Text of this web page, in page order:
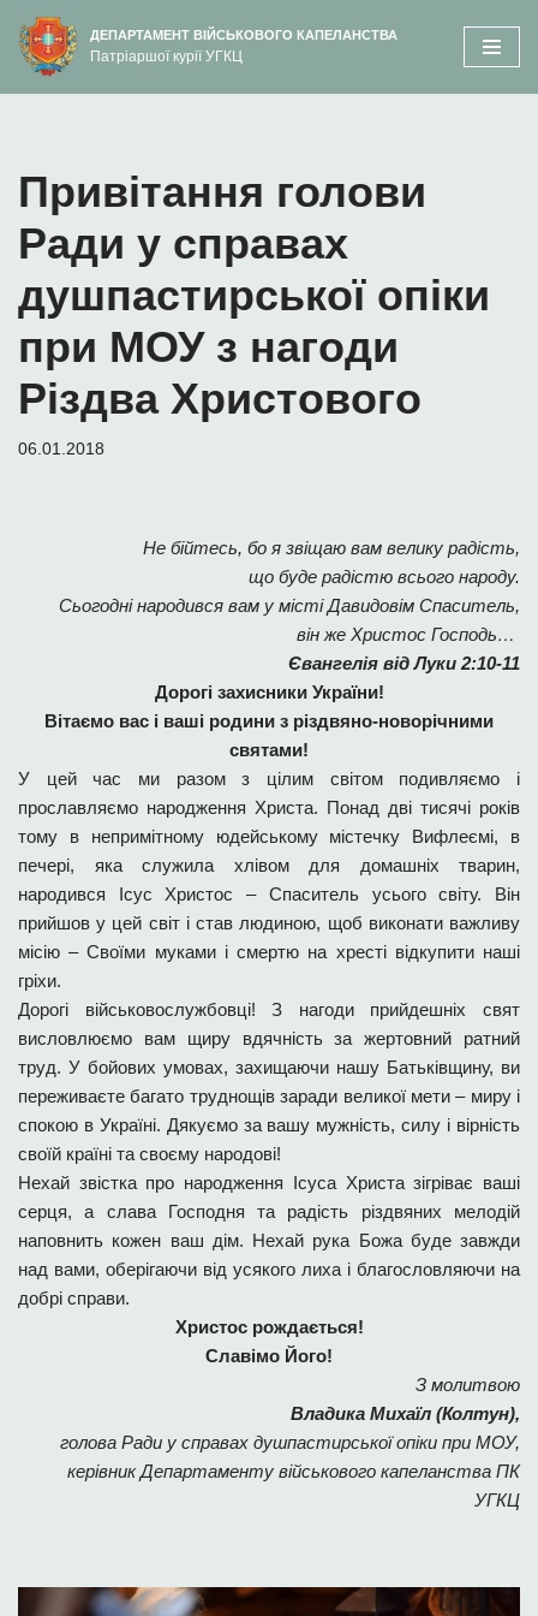
вмісту
Перейти
до
ДЕПАРТАМЕНТ ВІЙСЬКОВОГО КАПЕЛАНСТВА
Патріаршої курії УГКЦ
Привітання голови
Ради у справах
душпастирської опіки
при МОУ з нагоди
Різдва Христового
06.01.2018
Не бійтесь, бо я звіщаю вам велику радість,
що буде радістю всього народу.
Сьогодні народився вам у місті Давидовім Спаситель,
він же Христос Господь…
Євангелія від Луки 2:10-11
Дорогі захисники України!
Вітаємо вас і ваші родини з різдвяно-новорічними
святами!
У цей час ми разом з цілим світом подивляємо і
прославляємо народження Христа. Понад дві тисячі років
тому в непримітному юдейському містечку Вифлеємі, в
печері, яка служила хлівом для домашніх тварин,
народився Ісус Христос – Спаситель усього світу. Він
прийшов у цей світ і став людиною, щоб виконати важливу
місію – Своїми муками і смертю на хресті відкупити наші
гріхи.
Дорогі військовослужбовці! З нагоди прийдешніх свят
висловлюємо вам щиру вдячність за жертовний ратний
труд. У бойових умовах, захищаючи нашу Батьківщину, ви
переживаєте багато труднощів заради великої мети – миру і
спокою в Україні. Дякуємо за вашу мужність, силу і вірність
своїй країні та своєму народові!
Нехай звістка про народження Ісуса Христа зігріває ваші
серця, а слава Господня та радість різдвяних мелодій
наповнить кожен ваш дім. Нехай рука Божа буде завжди
над вами, оберігаючи від усякого лиха і благословляючи на
добрі справи.
Христос рождається!
Славімо Його!
З молитвою
Владика Михаїл (Колтун),
голова Ради у справах душпастирської опіки при МОУ,
керівник Департаменту військового капеланства ПК
УГКЦ